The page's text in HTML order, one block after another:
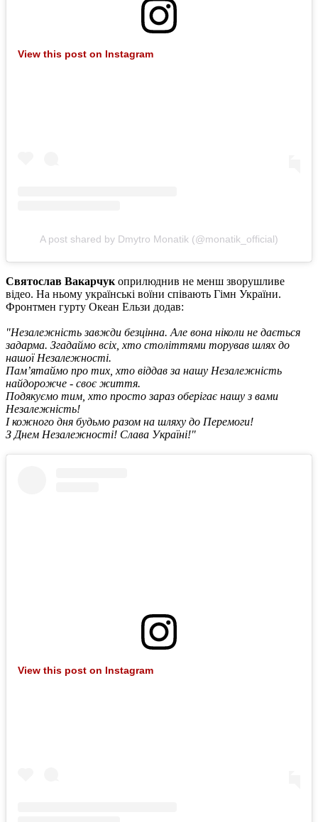
View this post on Instagram
A post shared by Dmytro Monatik (@monatik_official)
Святослав Вакарчук оприлюднив не менш зворушливе
відео. На ньому українські воїни співають Гімн України.
Фронтмен гурту Океан Ельзи додав:
"Незалежність завжди безцінна. Але вона ніколи не дається
задарма. Згадаймо всіх, хто століттями торував шлях до
нашої Незалежності.
Пам’ятаймо про тих, хто віддав за нашу Незалежність
найдорожче - своє життя.
Подякуємо тим, хто просто зараз оберігає нашу з вами
Незалежність!
І кожного дня будьмо разом на шляху до Перемоги!
З Днем Незалежності! Слава Україні!"
View this post on Instagram